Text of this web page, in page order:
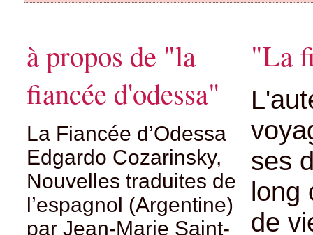
à propos de "la
fiancée d'odessa"
La Fiancée d’Odessa
Edgardo Cozarinsky,
Nouvelles traduites de
l’espagnol (Argentine)
par Jean-Marie Saint-
"La
ses
long
de